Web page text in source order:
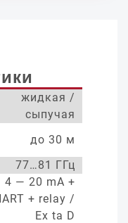
жидкая /
сыпучая
до 30 м
77…81 ГГц
4 — 20 mA +
+ relay /
Ex ta D